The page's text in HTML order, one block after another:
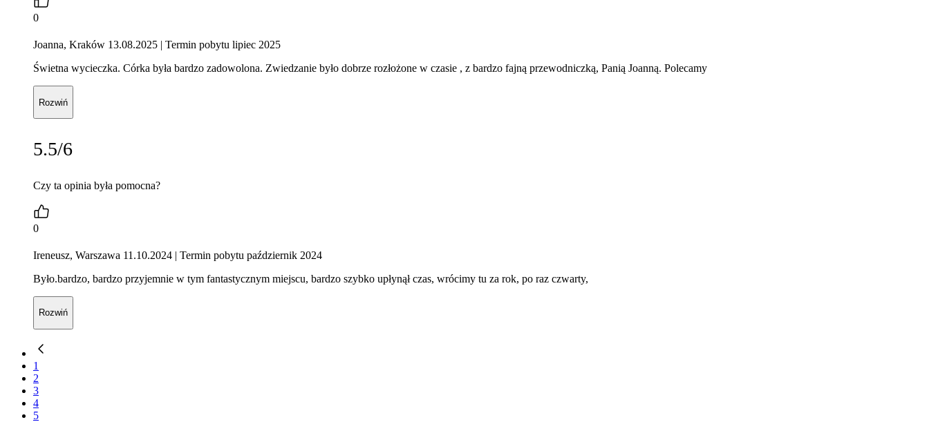
0
Joanna, Kraków 13.08.2025 | Termin pobytu lipiec 2025
Świetna wycieczka. Córka była bardzo zadowolona. Zwiedzanie było dobrze rozłożone w czasie , z bardzo fajną przewodniczką, Panią Joanną. Polecamy
Rozwiń
5.5/6
Czy ta opinia była pomocna?
0
Ireneusz, Warszawa 11.10.2024 | Termin pobytu październik 2024
Było.bardzo, bardzo przyjemnie w tym fantastycznym miejscu, bardzo szybko upłynął czas, wrócimy tu za rok, po raz czwarty,
Rozwiń
1
2
3
4
5